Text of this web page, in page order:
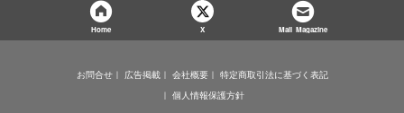
Home X Mail Magazine
お問合せ 広告掲載 会社概要
特定商取引法に基づく表記
個人情報保護方針